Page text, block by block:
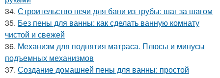
34. Строительство печи для бани из трубы: шаг за шагом
35. Без пены для ванны: как сделать ванную комнату
чистой и свежей
36. Механизм для поднятия матраса. Плюсы и минусы
подъемных механизмов
37. Создание домашней пены для ванны: простой